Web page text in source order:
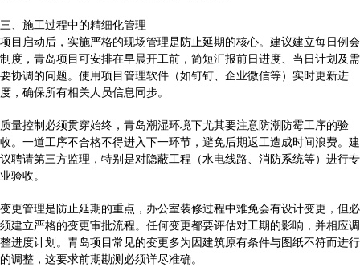
三、施工过程中的精细化管理
项目启动后，实施严格的现场管理是防止延期的核心。建议建立每日例会
制度，青岛项目可安排在早晨开工前，简短汇报前日进度、当日计划及需
要协调的问题。使用项目管理软件（如钉钉、企业微信等）实时更新进
度，确保所有相关人员信息同步。
质量控制必须贯穿始终，青岛潮湿环境下尤其要注意防潮防霉工序的验
收。一道工序不合格不得进入下一环节，避免后期返工造成时间浪费。建
议聘请第三方监理，特别是对隐蔽工程（水电线路、消防系统等）进行专
业验收。
变更管理是防止延期的重点，办公室装修过程中难免会有设计变更，但必
须建立严格的变更审批流程。任何变更都要评估对工期的影响，并相应调
整进度计划。青岛项目常见的变更多为因建筑原有条件与图纸不符而进行
的调整，这要求前期勘测必须详尽准确。